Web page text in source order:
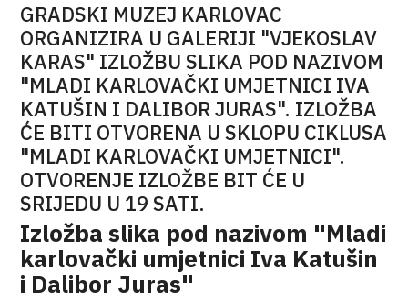
GRADSKI MUZEJ KARLOVAC
ORGANIZIRA U GALERIJI "VJEKOSLAV
KARAS" IZLOŽBU SLIKA POD NAZIVOM
"MLADI KARLOVAČKI UMJETNICI IVA
KATUŠIN I DALIBOR JURAS". IZLOŽBA
ĆE BITI OTVORENA U SKLOPU CIKLUSA
"MLADI KARLOVAČKI UMJETNICI".
OTVORENJE IZLOŽBE BIT ĆE U
SRIJEDU U 19 SATI.
Izložba slika pod nazivom "Mladi
karlovački umjetnici Iva Katušin
i Dalibor Juras"